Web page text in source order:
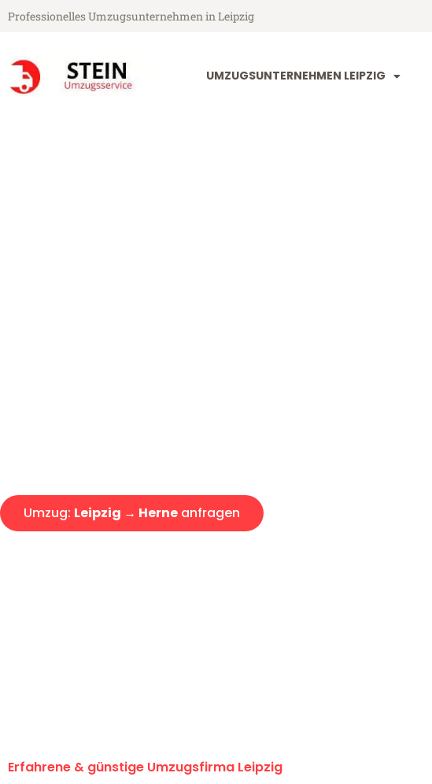
Professionelles Umzugsunternehmen in Leipzig
UMZUGSUNTERNEHMEN LEIPZIG
Umzug: Leipzig → Herne anfragen
Erfahrene & günstige Umzugsfirma Leipzig